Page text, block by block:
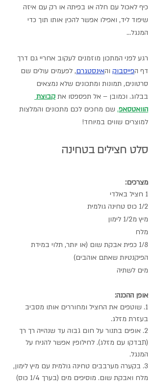
כיף לאכול עם חלה או בפיתה או רק עם איזה
שיפוד ליד, ואפילו אפשר להכין אותו תוך כדי
המנגל...
רגע לפני המתכון מוזמנים לעקוב אחריי גם דרך
דף הפייסבוק והאינסטגרם, לפעמים עולים שם
סרטונים, תמונות ומתכונים שלא נמצאים
בבלוג. וכמובן – אל תפספסו את קבוצת
הוואטסאפ, שם מחכים לכם מתכונים והמלצות
למוצרים שווים במיוחד!
סלט חצילים בטחינה
מצרכים:
1 חציל באלדי
1/2 כוס טחינה גולמית
מיץ מ1/2 לימון
מלח
1/8 כפית אבקת שום (או יותר, תלוי במידת
הפיקנטיות שאתם אוהבים)
מים לשתיה
אופן ההכנה:
1. שוטפים את החציל ומחוררים אותו מסביב
בעזרת מזלג.
2. אופים בתנור על חום גבוה עד שנהייה רך רך
(תבדקו עם מזלג). לחילופין אפשר להניח על
המנגל.
3. בקערה מערבבים טחינה גולמית עם מיץ לימון,
מלח ואבקת שום. מוסיפים מים (בערך 1/4 כוס)